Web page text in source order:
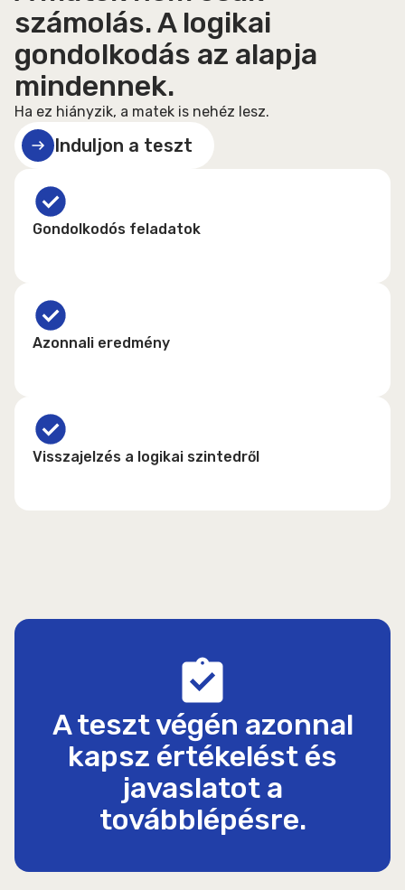
számolás. A logikai
gondolkodás az alapja
mindennek.
Ha ez hiányzik, a matek is nehéz lesz.
Induljon a teszt
Gondolkodós feladatok
Azonnali eredmény
Visszajelzés a logikai szintedről
A teszt végén azonnal
kapsz értékelést és
javaslatot a
továbblépésre.